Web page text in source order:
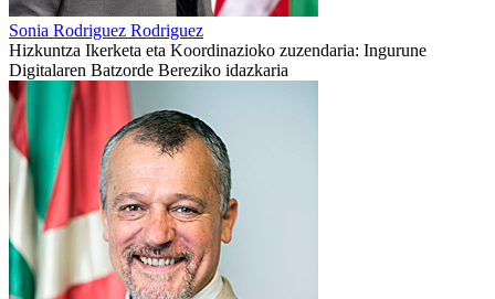
Sonia Rodriguez Rodriguez
Hizkuntza Ikerketa eta Koordinazioko zuzendaria: Ingurune
Digitalaren Batzorde Bereziko idazkaria